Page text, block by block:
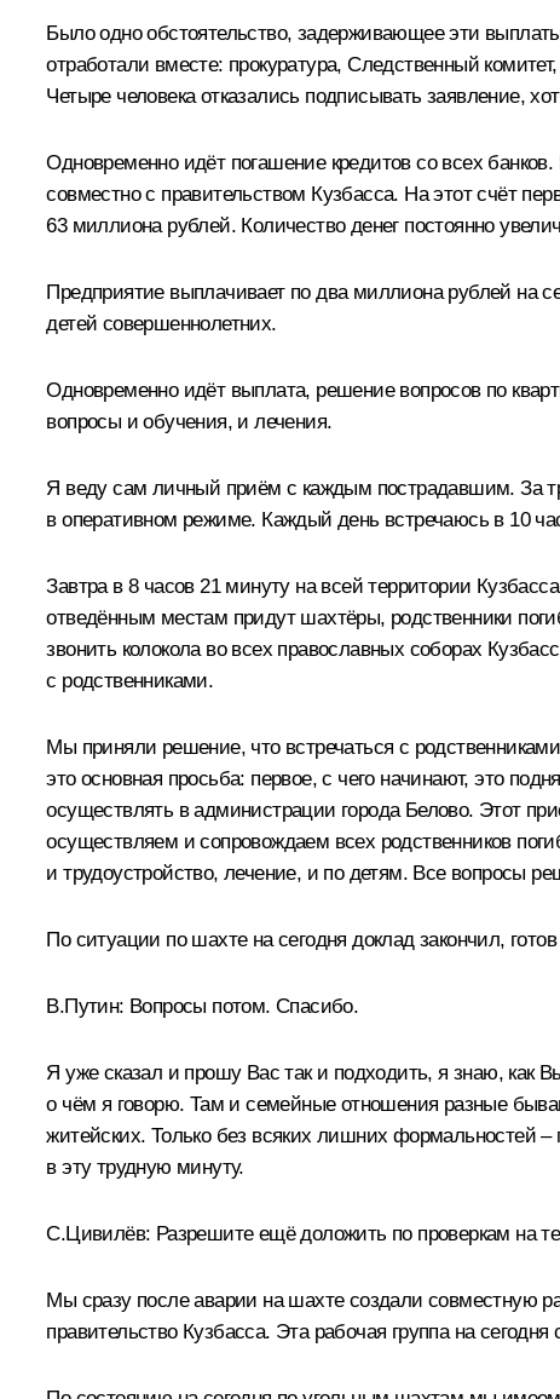
Было одно обстоятельство, задерживающее эти
отработали вместе: прокуратура, Следственный
Четыре человека отказались подписывать заявление,
Одновременно идёт погашение кредитов со всех
совместно с правительством Кузбасса. На этот счёт
63 миллиона рублей. Количество денег постоянно
Предприятие выплачивает по два миллиона рублей на
детей совершеннолетних.
Одновременно идёт выплата, решение вопросов по
вопросы и обучения, и лечения.
Я веду сам личный приём с каждым пострадавшим. За
в оперативном режиме. Каждый день встречаюсь в 10
Завтра в 8 часов 21 минуту на всей территории
отведённым местам придут шахтёры, родственники
звонить колокола во всех православных соборах
с родственниками.
Мы приняли решение, что встречаться с
это основная просьба: первое, с чего начинают, это
осуществлять в администрации города Белово. Этот
осуществляем и сопровождаем всех родственников
и трудоустройство, лечение, и по детям. Все вопросы
По ситуации по шахте на сегодня доклад закончил,
В.Путин: Вопросы потом. Спасибо.
Я уже сказал и прошу Вас так и подходить, я знаю, как
о чём я говорю. Там и семейные отношения разные
житейских. Только без всяких лишних формальностей
в эту трудную минуту.
С.Цивилёв: Разрешите ещё доложить по проверкам на
Мы сразу после аварии на шахте создали совместную
правительство Кузбасса. Эта рабочая группа на